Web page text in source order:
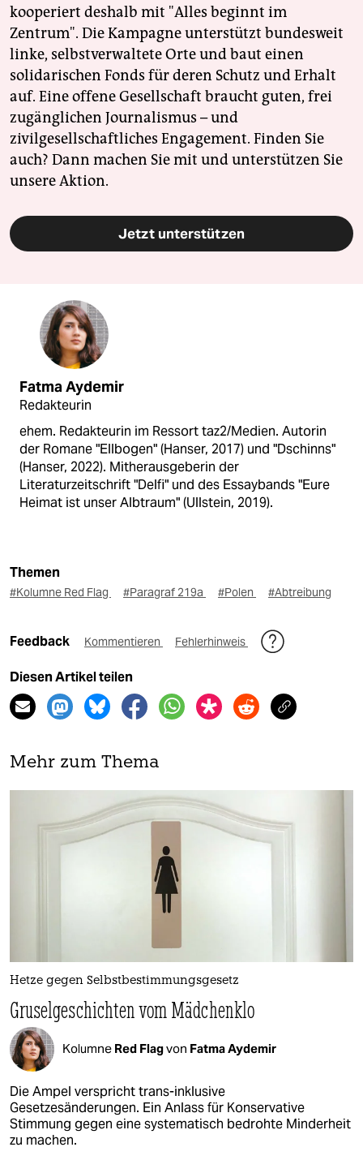
kooperiert deshalb mit "Alles beginnt im
Zentrum". Die Kampagne unterstützt bundesweit
linke, selbstverwaltete Orte und baut einen
solidarischen Fonds für deren Schutz und Erhalt
auf. Eine offene Gesellschaft braucht guten, frei
zugänglichen Journalismus – und
zivilgesellschaftliches Engagement. Finden Sie
auch? Dann machen Sie mit und unterstützen Sie
unsere Aktion.
Jetzt unterstützen
Fatma Aydemir
Redakteurin
ehem. Redakteurin im Ressort taz2/Medien. Autorin
der Romane "Ellbogen" (Hanser, 2017) und "Dschinns"
(Hanser, 2022). Mitherausgeberin der
Literaturzeitschrift "Delfi" und des Essaybands "Eure
Heimat ist unser Albtraum" (Ullstein, 2019).
Themen
#Kolumne Red Flag #Paragraf 219a #Polen #Abtreibung
Feedback Kommentieren Fehlerhinweis
Diesen Artikel teilen
Mehr zum Thema
Hetze gegen Selbstbestimmungsgesetz
Gruselgeschichten vom Mädchenklo
Kolumne Red Flagvon Fatma Aydemir
Die Ampel verspricht trans-inklusive
Gesetzesänderungen. Ein Anlass für Konservative
Stimmung gegen eine systematisch bedrohte Minderheit
zu machen.